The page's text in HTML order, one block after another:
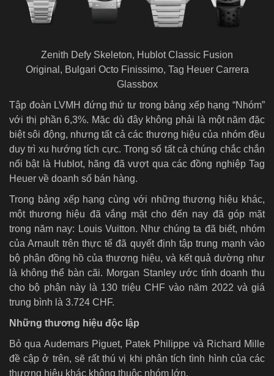
Zenith Defy Skeleton, Hublot Classic Fusion
Original , Bulgari Octo Finissimo, Tag Heuer Carrera
Glassbox
Tập đoàn LVMH đứng thứ tư trong bảng xếp hạng “Nhóm”
với thị phần 6,3%. Mặc dù đây không phải là một năm đặc
biệt sôi động, nhưng tất cả các thương hiệu của nhóm đều
duy trì xu hướng tích cực. Trong số tất cả chúng chắc chắn
nổi bật là Hublot, hãng đã vượt qua các đồng nghiệp Tag
Heuer về doanh số bán hàng.
Trong bảng xếp hạng cùng với những thương hiệu khác,
một thương hiệu đã vắng mặt cho đến nay đã góp mặt
trong năm nay: Louis Vuitton. Như chúng ta đã biết, nhóm
của Arnault trên thực tế đã quyết định tập trung mạnh vào
bộ phận đồng hồ của thương hiệu, và kết quả dường như
là không thể bàn cãi. Morgan Stanley ước tính doanh thu
cho bộ phận này là 130 triệu CHF vào năm 2022 và giá
trung bình là 3.724 CHF.
Những thương hiệu độc lập
Bỏ qua Audemars Piguet, Patek Philippe và Richard Mille
đề cập ở trên, sẽ rất thú vị khi phân tích tình hình của các
thương hiệu khác không thuộc nhóm lớn.